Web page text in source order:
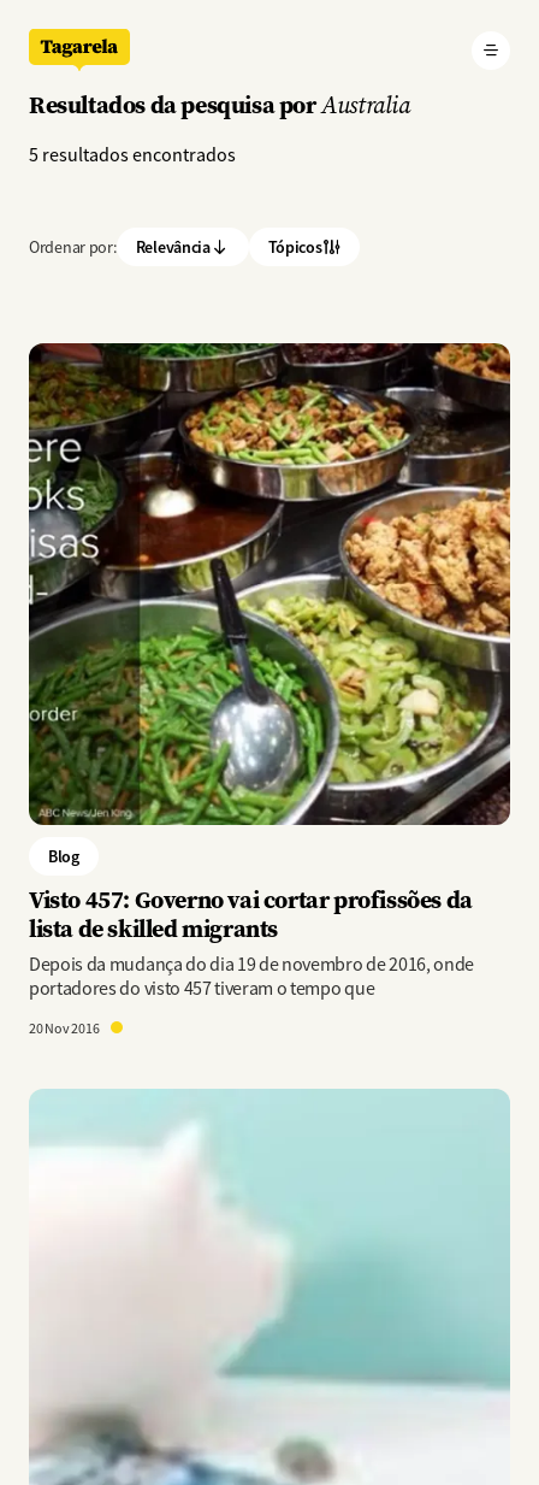
Resultados da pesquisa porAustralia
5 resultados encontrados
Ordenar por: Relevância Tópicos
Imagem
Blog
Visto 457: Governo vai cortar profissões da
lista de skilled migrants
Depois da mudança do dia 19 de novembro de 2016, onde
portadores do visto 457 tiveram o tempo que
20 Nov 2016
Imagem